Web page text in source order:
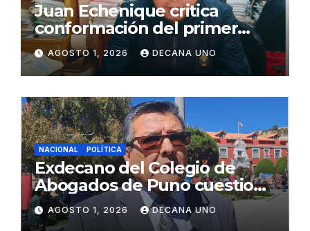
Juan Echenique critica
conformación del primer
gabinete ministerial de Keiko
Fujimori
AGOSTO 1, 2026 DECANA UNO
NACIONAL POLÍTICA
Exdecano del Colegio de
Abogados de Puno cuestiona
propuestas sobre seguridad
ciudadana
AGOSTO 1, 2026 DECANA UNO